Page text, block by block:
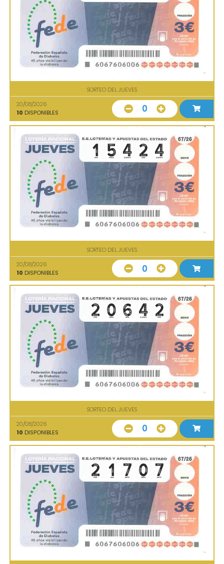
SORTEO DEL JUEVES
20/08/2026
10 DISPONIBLES 0
SORTEO DEL JUEVES
20/08/2026
10 DISPONIBLES 0
SORTEO DEL JUEVES
20/08/2026
10 DISPONIBLES 0